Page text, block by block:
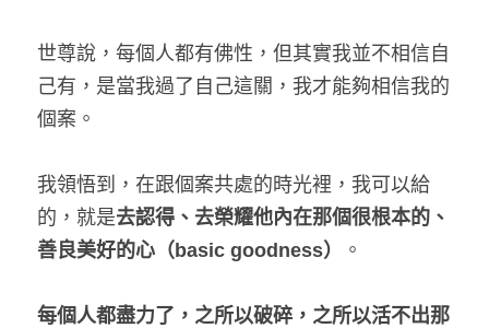
世尊說，每個人都有佛性，但其實我並不相信自
己有，是當我過了自己這關，我才能夠相信我的
個案。
我領悟到，在跟個案共處的時光裡，我可以給
的，就是去認得、去榮耀他內在那個很根本的、
善良美好的心（basic goodness）
。
每個人都盡力了，之所以破碎，之所以活不出那